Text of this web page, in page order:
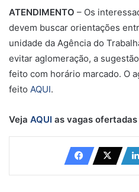
ATENDIMENTO – Os
devem buscar orientações
unidade da Agência do
evitar aglomeração, a
feito com horário marcado. O
feito AQUI.
Veja AQUI as vagas